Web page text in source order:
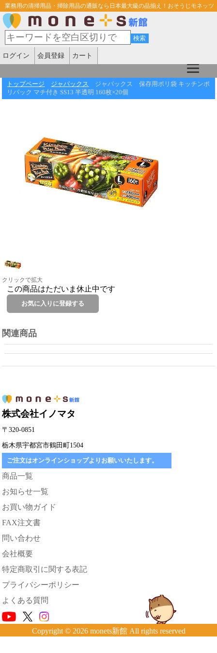
業務用の清掃用品・掃除用品の通販なら日本最大級の品揃え！おそうじモネッツ
ログイン 会員登録 カート
トップページ ジャパックス
ジャパックス 保存用ポリ袋 キッチンポ
リパック マチ付き SS13 半透明 160枚×20個
クリックで拡大
この商品はただいま休止中です
関連商品
株式会社イノマタ
〒320-0851
栃木県宇都宮市鶴田町1504
ご注文はオンラインショップよりお願いいたします。
商品一覧
お知らせ一覧
お買い物ガイド
FAX注文書
問い合わせ
会社概要
特定商取引に関する表記
プライバシーポリシー
よくある質問
Copyright © 2026 monets新館 All rights reserved